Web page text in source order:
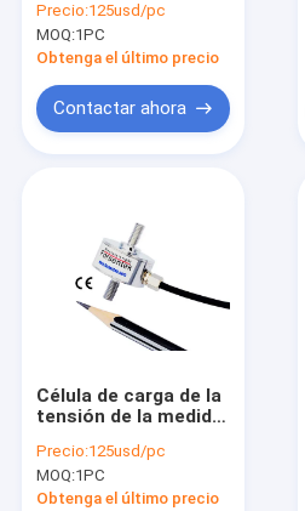
fuerza de la tensión
de la célula de carga
de la tensión 20kg
Precio:125usd/pc
MOQ:1PC
Obtenga el último precio
Contactar ahora
Célula de carga de la
tensión de la medida
sensor 100N de la
fuerza de la tensión
10kg
Precio:125usd/pc
MOQ:1PC
Obtenga el último precio